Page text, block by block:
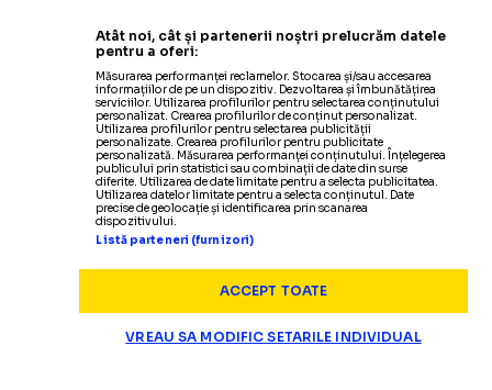
Atât noi, cât și partenerii noștri prelucrăm datele
pentru a oferi:
Măsurarea performanței reclamelor. Stocarea și/sau accesarea
informațiilor de pe un dispozitiv. Dezvoltarea și îmbunătățirea
serviciilor. Utilizarea profilurilor pentru selectarea conținutului
personalizat. Crearea profilurilor de conținut personalizat.
Utilizarea profilurilor pentru selectarea publicității
personalizate. Crearea profilurilor pentru publicitate
personalizată. Măsurarea performanței conținutului. Înțelegerea
publicului prin statistici sau combinații de date din surse
diferite. Utilizarea de date limitate pentru a selecta publicitatea.
Utilizarea datelor limitate pentru a selecta conținutul. Date
precise de geolocație și identificarea prin scanarea
dispozitivului.
Listă parteneri (furnizori)
ACCEPT TOATE
VREAU SA MODIFIC SETARILE INDIVIDUAL